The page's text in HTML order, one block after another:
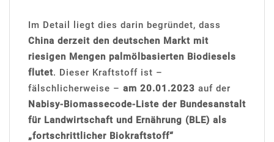
Im Detail liegt dies darin begründet, dass
China derzeit den deutschen Markt mit
riesigen Mengen palmölbasierten Biodiesels
flutet. Dieser Kraftstoff ist –
fälschlicherweise – am 20.01.2023 auf der
Nabisy-Biomassecode-Liste der Bundesanstalt
für Landwirtschaft und Ernährung (BLE) als
„fortschrittlicher Biokraftstoff“